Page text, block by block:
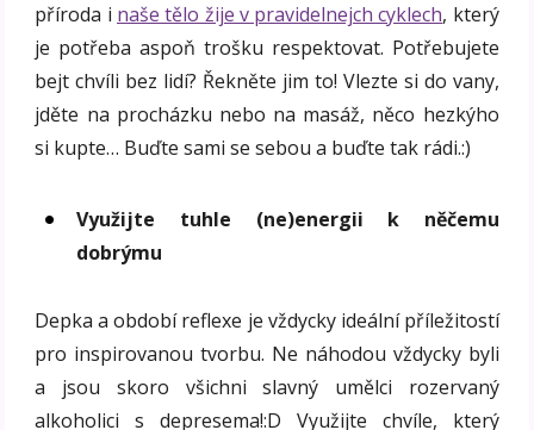
příroda i naše tělo žije v pravidelnejch cyklech, který
je potřeba aspoň trošku respektovat. Potřebujete
bejt chvíli bez lidí? Řekněte jim to! Vlezte si do vany,
jděte na procházku nebo na masáž, něco hezkýho
si kupte… Buďte sami se sebou a buďte tak rádi.:)
Využijte tuhle (ne)energii k něčemu
dobrýmu
Depka a období reflexe je vždycky ideální příležitostí
pro inspirovanou tvorbu. Ne náhodou vždycky byli
a jsou skoro všichni slavný umělci rozervaný
alkoholici s depresema!:D Využijte chvíle, který